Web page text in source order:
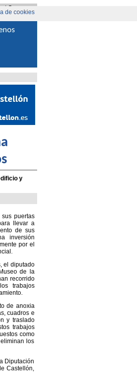
de cookies
y
puertas
llevar a
de sus
inversión
por el
el diputado
de la
recorrido
trabajos
de anoxia
cuadros e
y traslado
trabajos
como
los
Diputación
Castellón,
|Contacta